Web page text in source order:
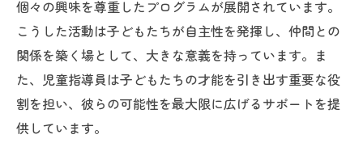
個々の興味を尊重したプログラムが展開されています。
こうした活動は子どもたちが自主性を発揮し、仲間との
関係を築く場として、大きな意義を持っています。ま
た、児童指導員は子どもたちの才能を引き出す重要な役
割を担い、彼らの可能性を最大限に広げるサポートを提
供しています。